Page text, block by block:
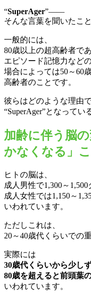
“SuperAger”――
そんな言葉を聞いたこ
一般的には、
80歳以上の超高齢者で
エピソード記憶力など
場合によっては50～60
高齢者のことです。
彼らはどのような理由
“SuperAger”となってい
加齢に伴う脳
かなくなる」
ヒトの脳は、
成人男性で1,300～1,500
成人女性では1,150～
いわれています。
ただしこれは、
20～40歳代くらいでの
実際には
30歳代くらいから少し
80歳を超えると前頭葉
いわれています。